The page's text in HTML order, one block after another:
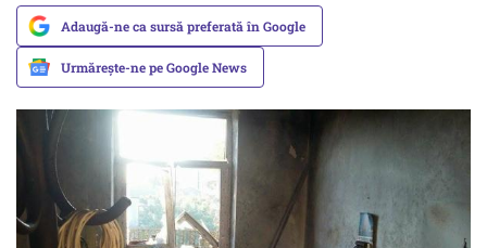
Adaugă-ne ca sursă preferată în Google
Urmărește-ne pe Google News